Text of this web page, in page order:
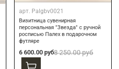
арт. Palgbv0021
Визитница сувенирная
персональная "Звезда" с ручной
росписью Палех в подарочном
футляре
6 600.00 руб8 250.00 руб